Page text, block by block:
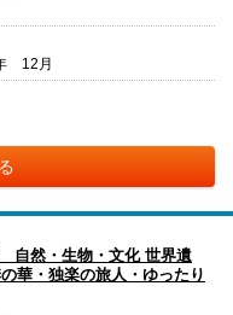
12月
自然・生物・文化 世界遺
華・独楽の旅人・ゆったり